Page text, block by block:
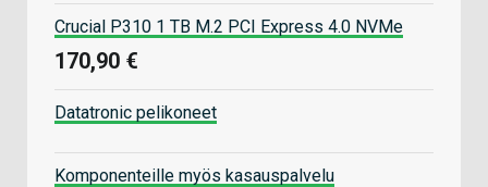
Crucial P310 1 TB M.2 PCI Express 4.0 NVMe
170,90 €
Datatronic pelikoneet
Komponenteille myös kasauspalvelu